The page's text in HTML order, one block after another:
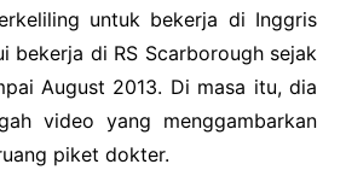
untuk bekerja di Inggris
bekerja di RS Scarborough sejak
August 2013. Di masa itu, dia
video yang menggambarkan
piket dokter.